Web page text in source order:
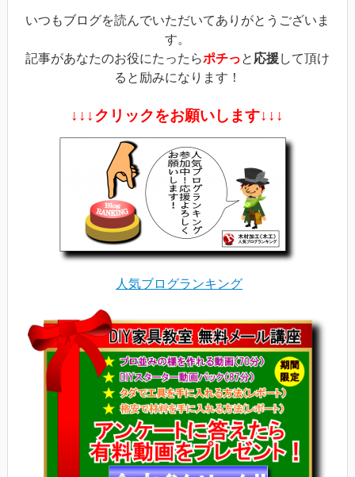
す)
いつもブログを読んでいただいてありがとうございま
す。
記事があなたのお役にたったらポチっと 応援して頂け
ると励みになります！
↓↓↓クリックをお願いします↓↓↓
人気ブログランキング